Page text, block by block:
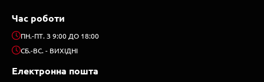
Час роботи
ПН.-ПТ. З 9:00 ДО 18:00
СБ.-ВС. - ВИХІДНІ
Електронна пошта